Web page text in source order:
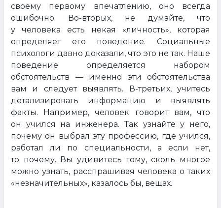
своему первому впечатлению, оно всегда
ошибочно. Во-вторых, не думайте, что
у человека есть некая «личность», которая
определяет его поведение. Социальные
психологи давно доказали, что это не так. Наше
поведение определяется набором
обстоятельств — именно эти обстоятельства
вам и следует выявлять. В-третьих, учитесь
детализировать информацию и выявлять
факты. Например, человек говорит вам, что
он учился на инженера. Так узнайте у него,
почему он выбрал эту профессию, где учился,
работал ли по специальности, а если нет,
то почему. Вы удивитесь тому, сколь многое
можно узнать, расспрашивая человека о таких
«незначительных», казалось бы, вещах.